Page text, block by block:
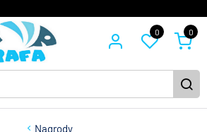
0 0
Nagrody